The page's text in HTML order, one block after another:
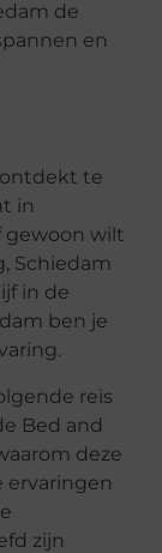
de
en
te
in
gewoon wilt
Schiedam
in de
ben je
reis
Bed and
deze
ervaringen
zijn